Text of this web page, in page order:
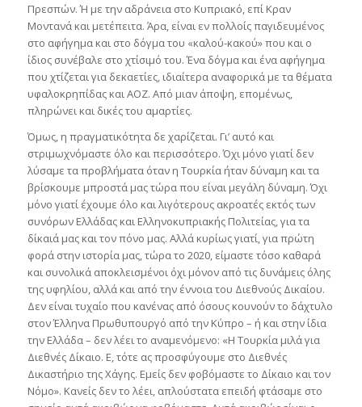
Πρεσπών. Ή με την αδράνεια στο Κυπριακό, επί Κραν
Μοντανά και μετέπειτα. Άρα, είναι εν πολλοίς παγιδευμένος
στο αφήγημα και στο δόγμα του «καλού-κακού» που και ο
ίδιος συνέβαλε στο χτίσιμό του. Ένα δόγμα και ένα αφήγημα
που χτίζεται για δεκαετίες, ιδιαίτερα αναφορικά με τα θέματα
υφαλοκρηπίδας και ΑΟΖ. Από μιαν άποψη, επομένως,
πληρώνει και δικές του αμαρτίες.
Όμως, η πραγματικότητα δε χαρίζεται. Γι’ αυτό και
στριμωχνόμαστε όλο και περισσότερο. Όχι μόνο γιατί δεν
λύσαμε τα προβλήματα όταν η Τουρκία ήταν δύναμη και τα
βρίσκουμε μπροστά μας τώρα που είναι μεγάλη δύναμη. Όχι
μόνο γιατί έχουμε όλο και λιγότερους ακροατές εκτός των
συνόρων Ελλάδας και Ελληνοκυπριακής Πολιτείας, για τα
δίκαιά μας και τον πόνο μας. Αλλά κυρίως γιατί, για πρώτη
φορά στην ιστορία μας, τώρα το 2020, είμαστε τόσο καθαρά
και συνολικά αποκλεισμένοι όχι μόνον από τις δυνάμεις όλης
της υφηλίου, αλλά και από την έννοια του Διεθνούς Δικαίου.
Δεν είναι τυχαίο που κανένας από όσους κουνούν το δάχτυλο
στον Έλληνα Πρωθυπουργό από την Κύπρο – ή και στην ίδια
την Ελλάδα – δεν λέει το αναμενόμενο: «Η Τουρκία μιλά για
Διεθνές Δίκαιο. Ε, τότε ας προσφύγουμε στο Διεθνές
Δικαστήριο της Χάγης. Εμείς δεν φοβόμαστε το Δίκαιο και τον
Νόμο». Κανείς δεν το λέει, απλούστατα επειδή φτάσαμε στο